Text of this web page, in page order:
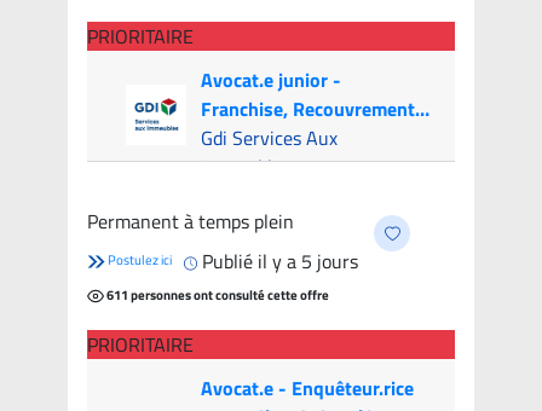
PRIORITAIRE
Avocat.e junior -
Franchise, Recouvrement
et Litige (Canada & USA)
Gdi Services Aux
Immeubles
candidats
Permanent à temps plein
Postulez ici Publié il y a 5 jours
611 personnes ont consulté cette offre
PRIORITAIRE
Avocat.e - Enquêteur.rice